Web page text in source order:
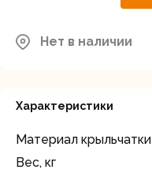
Нет в наличии
Характеристики
Материал крыльчатки
Вес, кг